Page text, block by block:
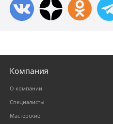
Компания
О компании
Специалисты
Мастерские